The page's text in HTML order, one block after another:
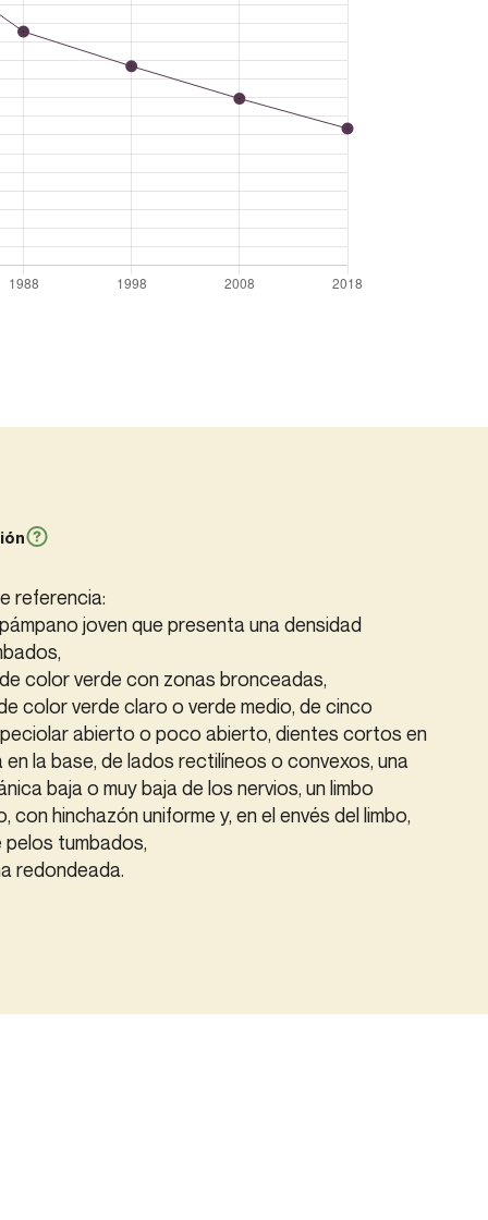
referencia:
joven que presenta una densidad
color verde con zonas bronceadas,
color verde claro o verde medio, de cinco
abierto o poco abierto, dientes cortos en
la base, de lados rectilíneos o convexos, una
baja o muy baja de los nervios, un limbo
con hinchazón uniforme y, en el envés del limbo,
pelos tumbados,
redondeada.